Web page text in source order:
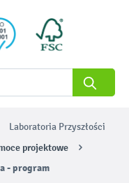
Laboratoria Przyszłości
projektowe
- program